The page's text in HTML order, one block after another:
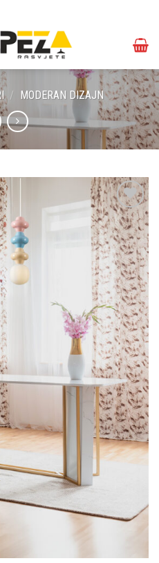
/ MODERAN DIZAJN
Dodaj u
omiljene